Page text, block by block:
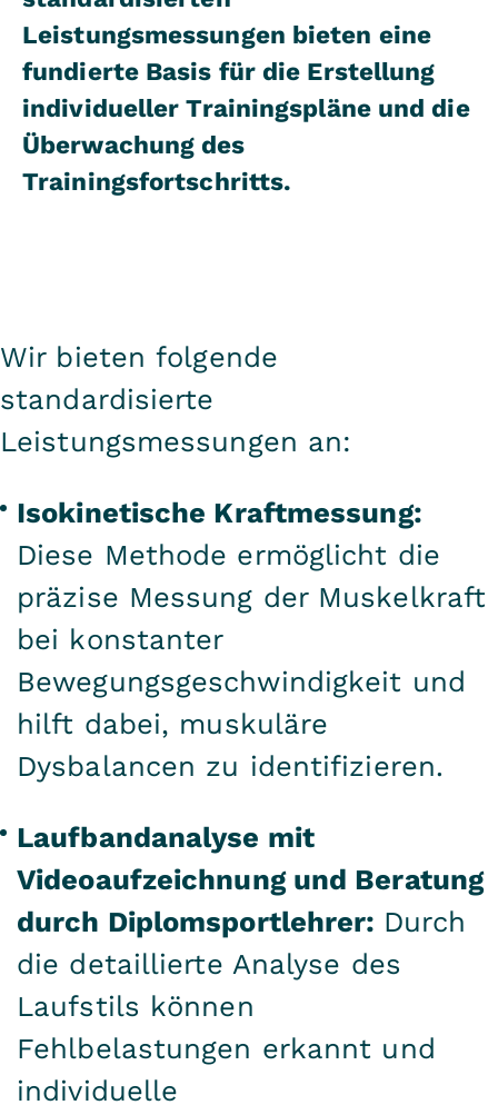
Leistungsmessungen bieten eine
fundierte Basis für die Erstellung
individueller Trainingspläne und die
Überwachung des
Trainingsfortschritts.
Wir bieten folgende
standardisierte
Leistungsmessungen an:
Isokinetische Kraftmessung:
Diese Methode ermöglicht die
präzise Messung der Muskelkraft
bei konstanter
Bewegungsgeschwindigkeit und
hilft dabei, muskuläre
Dysbalancen zu identifizieren.
Laufbandanalyse mit
Videoaufzeichnung und Beratung
durch Diplomsportlehrer: Durch
die detaillierte Analyse des
Laufstils können
Fehlbelastungen erkannt und
individuelle